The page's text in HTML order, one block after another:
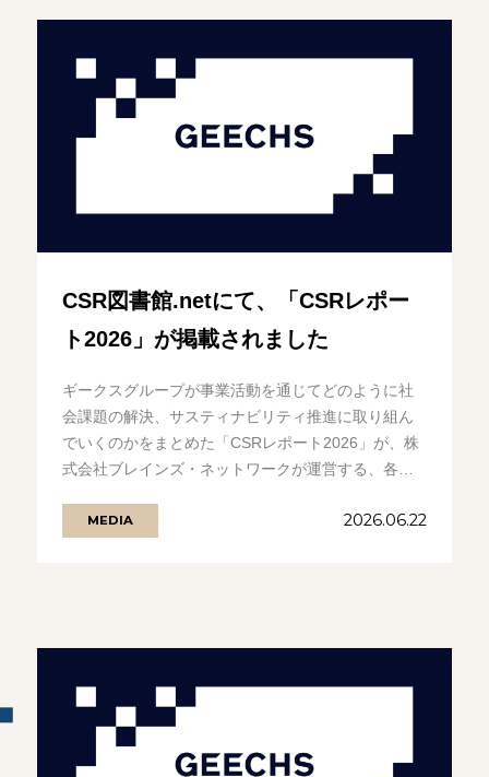
CSR図書館.netにて、「CSRレポー
ト2026」が掲載されました
ギークスグループが事業活動を通じてどのように社
会課題の解決、サスティナビリティ推進に取り組ん
でいくのかをまとめた「CSRレポート2026」が、株
式会社ブレインズ・ネットワークが運営する、各企
MEDIA 2026.06.22